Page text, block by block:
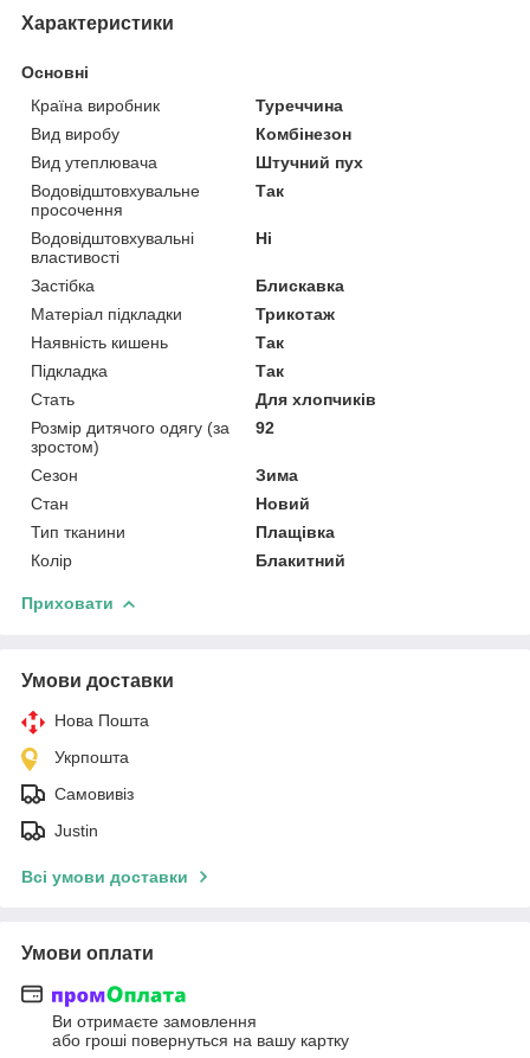
Характеристики
Основні
Країна виробник
Туреччина
Вид виробу
Комбінезон
Вид утеплювача
Штучний пух
Водовідштовхувальне
просочення
Так
Водовідштовхувальні
властивості
Ні
Застібка
Блискавка
Матеріал підкладки
Трикотаж
Наявність кишень
Так
Підкладка
Так
Стать
Для хлопчиків
Розмір дитячого одягу (за
зростом)
92
Сезон
Зима
Стан
Новий
Тип тканини
Плащівка
Колір
Блакитний
Приховати
Умови доставки
Нова Пошта
Укрпошта
Самовивіз
Justin
Всі умови доставки
Умови оплати
Ви отримаєте замовлення
або гроші повернуться на вашу картку